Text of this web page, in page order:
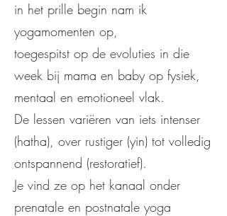
in het prille begin nam ik
yogamomenten op,
toegespitst op de evoluties in die
week bij mama en baby op fysiek,
mentaal en emotioneel vlak.
De lessen variëren van iets intenser
(hatha), over rustiger (yin) tot volledig
ontspannend (restoratief).
Je vind ze op het kanaal onder
prenatale en postnatale yoga